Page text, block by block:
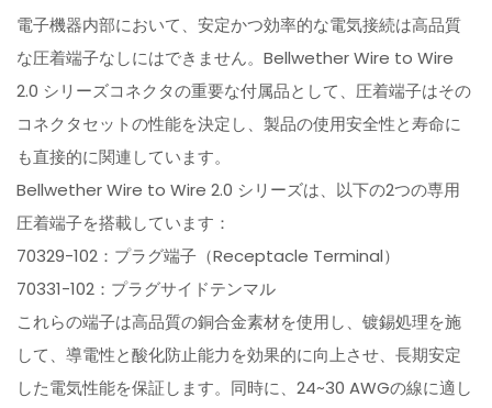
電子機器内部において、安定かつ効率的な電気接続は高品質
な圧着端子なしにはできません。Bellwether Wire to Wire
2.0 シリーズコネクタの重要な付属品として、圧着端子はその
コネクタセットの性能を決定し、製品の使用安全性と寿命に
も直接的に関連しています。
Bellwether Wire to Wire 2.0 シリーズは、以下の2つの専用
圧着端子を搭載しています：
70329-102：プラグ端子（Receptacle Terminal）
70331-102：プラグサイドテンマル
これらの端子は高品質の銅合金素材を使用し、镀錫処理を施
して、導電性と酸化防止能力を効果的に向上させ、長期安定
した電気性能を保証します。同時に、24~30 AWGの線に適し